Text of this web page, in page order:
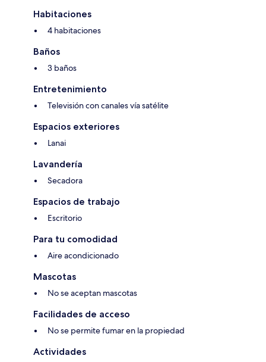
Habitaciones
4 habitaciones
Baños
3 baños
Entretenimiento
Televisión con canales vía satélite
Espacios exteriores
Lanai
Lavandería
Secadora
Espacios de trabajo
Escritorio
Para tu comodidad
Aire acondicionado
Mascotas
No se aceptan mascotas
Facilidades de acceso
No se permite fumar en la propiedad
Actividades